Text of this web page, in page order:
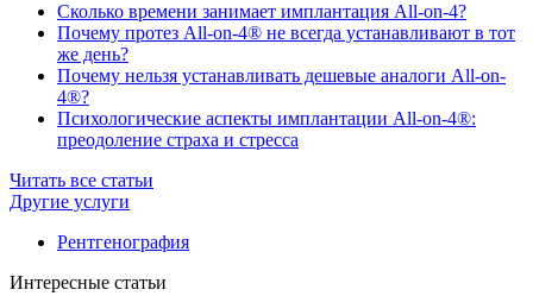
Сколько времени занимает имплантация All-on-4?
Почему протез All-on-4® не всегда устанавливают в тот
же день?
Почему нельзя устанавливать дешевые аналоги All-on-
4®?
Психологические аспекты имплантации All-on-4®:
преодоление страха и стресса
Читать все статьи
Другие услуги
Рентгенография
Интересные статьи